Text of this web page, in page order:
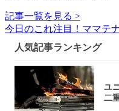
記事一覧を見る >
今日のこれ注目！ママテ
人気記事ランキング
ユ
二